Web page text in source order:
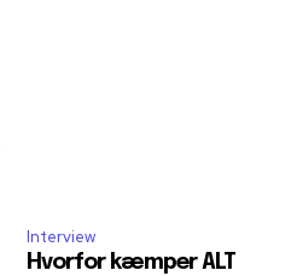
Interview
Hvorfor kæmper ALT